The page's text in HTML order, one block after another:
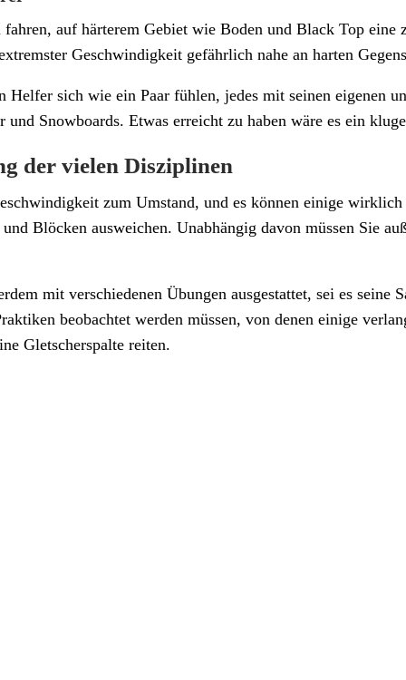
fahren, auf härterem Gebiet wie Boden und Black Top
Geschwindigkeit gefährlich nahe an harten
Helfer sich wie ein Paar fühlen, jedes mit seinen eigenen
und Snowboards. Etwas erreicht zu haben wäre es ein
der vielen Disziplinen
zum Umstand, und es können einige
Blöcken ausweichen. Unabhängig davon müssen Sie
mit verschiedenen Übungen ausgestattet, sei es
beobachtet werden müssen, von denen einige
Gletscherspalte reiten.